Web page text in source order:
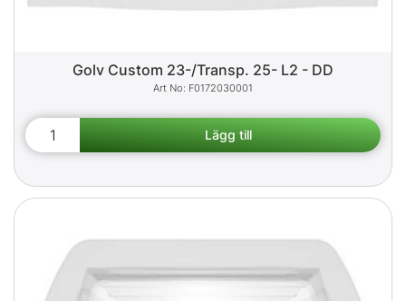
Golv Custom 23-/Transp. 25- L2 - DD
F0172030001